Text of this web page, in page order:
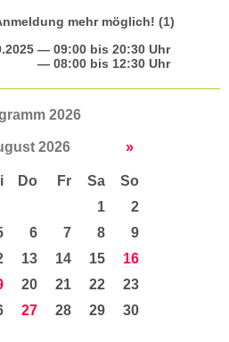
mehr möglich! (1)
— 09:00 bis 20:30 Uhr
— 08:00 bis 12:30 Uhr
2026
2026 »
Do Fr Sa
So
1
2
6 7 8
9
13 14 15
16
20 21 22
23
27 28 29
30